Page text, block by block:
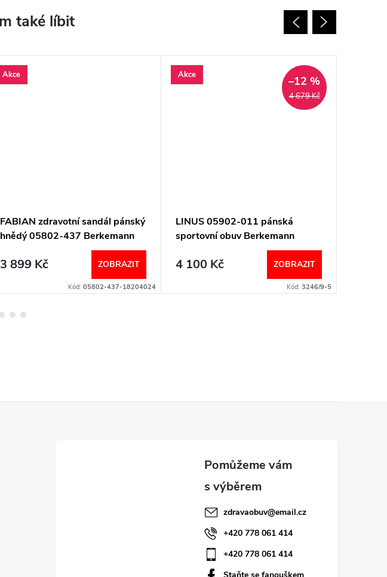
Akce
FABIAN zdravotní sandál pánský
hnědý 05802-437 Berkemann
3 899 Kč ZOBRAZIT
Kód: 05802-437-18204024
Akce
4 679 Kč
–12 %
LINUS 05902-011 pánská
sportovní obuv Berkemann
4 100 Kč ZOBRAZIT
Kód: 3246/9-5
zdravaobuv@email.cz
+420 778 061 414
+420 778 061 414